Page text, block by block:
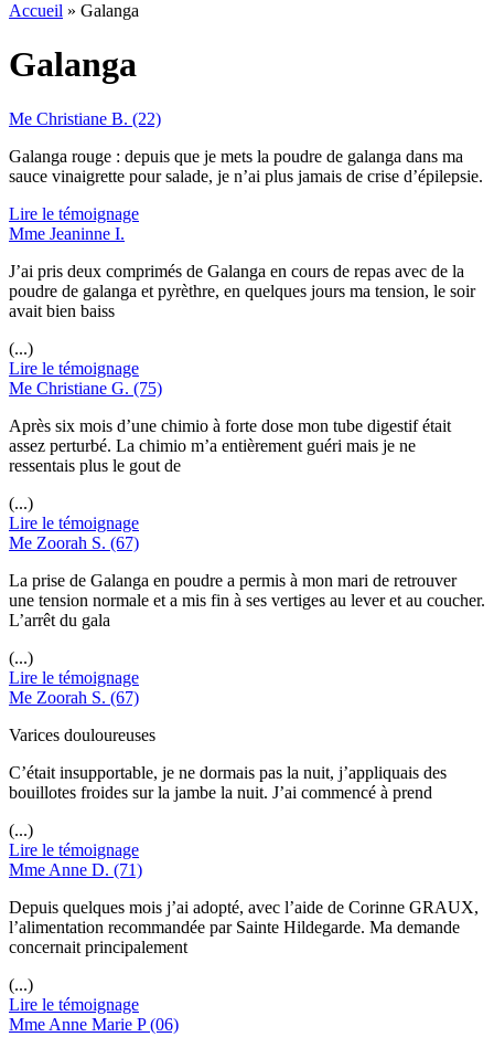
Accueil » Galanga
Galanga
Me Christiane B. (22)
Galanga rouge : depuis que je mets la poudre de galanga dans ma
sauce vinaigrette pour salade, je n’ai plus jamais de crise d’épilepsie.
Lire le témoignage
Mme Jeaninne I.
J’ai pris deux comprimés de Galanga en cours de repas avec de la
poudre de galanga et pyrèthre, en quelques jours ma tension, le soir
avait bien baiss
(...)
Lire le témoignage
Me Christiane G. (75)
Après six mois d’une chimio à forte dose mon tube digestif était
assez perturbé. La chimio m’a entièrement guéri mais je ne
ressentais plus le gout de
(...)
Lire le témoignage
Me Zoorah S. (67)
La prise de Galanga en poudre a permis à mon mari de retrouver
une tension normale et a mis fin à ses vertiges au lever et au coucher.
L’arrêt du gala
(...)
Lire le témoignage
Me Zoorah S. (67)
Varices douloureuses
C’était insupportable, je ne dormais pas la nuit, j’appliquais des
bouillotes froides sur la jambe la nuit. J’ai commencé à prend
(...)
Lire le témoignage
Mme Anne D. (71)
Depuis quelques mois j’ai adopté, avec l’aide de Corinne GRAUX,
l’alimentation recommandée par Sainte Hildegarde. Ma demande
concernait principalement
(...)
Lire le témoignage
Mme Anne Marie P (06)